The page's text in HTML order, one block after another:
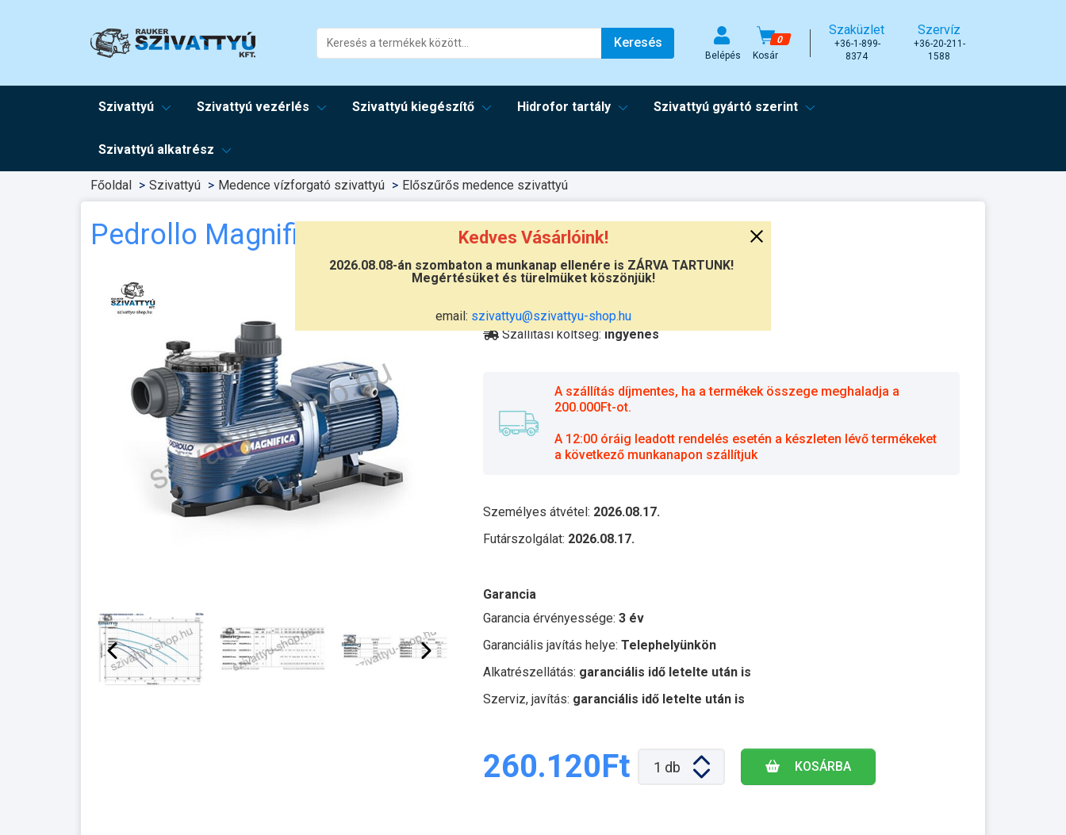
Kedves Vásárlóink!
2026.08.08-án szombaton a munkanap ellenére is ZÁRVA TARTUNK!
Megértésüket és türelmüket köszönjük!
email: szivattyu@szivattyu-shop.hu
Keresés
Belépés
0
Kosár
Szaküzlet
+36-1-899-
8374
Szervíz
+36-20-211-
1588
Szivattyú Szivattyú vezérlés Szivattyú kiegészítő Hidrofor tartály Szivattyú gyártó szerint
Szivattyú alkatrész
Főoldal Szivattyú Medence vízforgató szivattyú Előszűrős medence szivattyú
Pedrollo Magnifica 3M
Átvétel
Készletinformáció:
szállítás: 2-3 munkanap
Szállítási költség:ingyenes
A szállítás díjmentes, ha a termékek összege meghaladja a
200.000Ft-ot.
A 12:00 óráig leadott rendelés esetén a készleten lévő termékeket
a következő munkanapon szállítjuk
Személyes átvétel: 2026.08.17.
Futárszolgálat: 2026.08.17.
Garancia
Garancia érvényessége: 3 év
Garanciális javítás helye: Telephelyünkön
Alkatrészellátás: garanciális idő letelte után is
Szerviz, javítás: garanciális idő letelte után is
260.120Ft 1 db KOSÁRBA